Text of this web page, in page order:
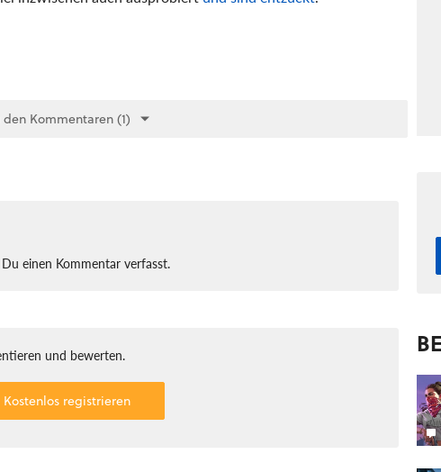
den Kommentaren (1)
einen Kommentar verfasst.
und bewerten.
Kostenlos registrieren